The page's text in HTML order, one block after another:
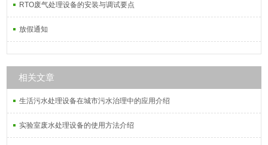
RTO废气处理设备的安装与调试要点
放假通知
相关文章
生活污水处理设备在城市污水治理中的应用介绍
实验室废水处理设备的使用方法介绍